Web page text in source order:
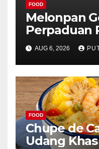
FOOD
Melonpan
Perpaduan
Es Krim
Menggoda
AUG 6, 2026
FOOD
Chupe de
Udang